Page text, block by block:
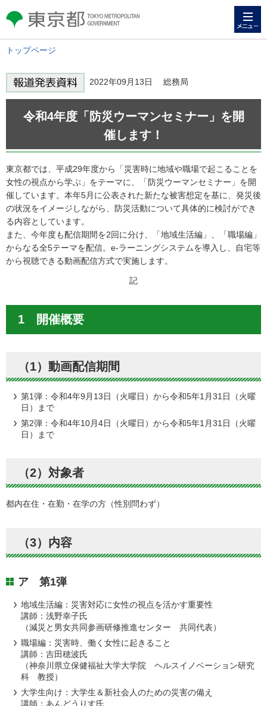
東京都 TOKYO METROPOLITAN
GOVERNMENT
トップページ
2022年09月13日 総務局
令和4年度「防災ウーマンセミナー」を開
催します！
東京都では、平成29年度から「災害時に地域や職場で起こることを
女性の視点から学ぶ」をテーマに、「防災ウーマンセミナー」を開
催しています。本年5月に公表された新たな被害想定を基に、発災後
の状況をイメージしながら、防災活動について具体的に検討ができ
る内容としています。
また、今年度も配信期間を2回に分け、「地域生活編」、「職場編」
からなる全5テーマを配信。e-ラーニングシステムを導入し、自宅等
から視聴できる動画配信方式で実施します。
記
1 開催概要
（1）動画配信期間
第1弾：令和4年9月13日（火曜日）から令和5年1月31日（火曜
日）まで
第2弾：令和4年10月4日（火曜日）から令和5年1月31日（火曜
日）まで
（2）対象者
都内在住・在勤・在学の方（性別問わず）
（3）内容
ア 第1弾
地域生活編：災害対応に女性の視点を活かす重要性
講師：浅野幸子氏
（減災と男女共同参画研修推進センター 共同代表）
職場編：災害時、働く女性に起きること
講師：吉田穂波氏
（神奈川県立保健福祉大学大学院 ヘルスイノベーション研究
科 教授）
大学生向け：大学生＆新社会人のための災害の備え
講師：あんどうりす氏